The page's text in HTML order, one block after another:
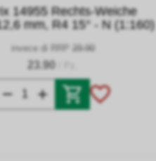
14955 Rechts-Weiche
mm, R4 15° - N (1:160)
invece di RRP 29.90
23.90